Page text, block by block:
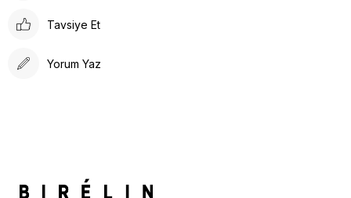
Tavsiye Et
Yorum Yaz